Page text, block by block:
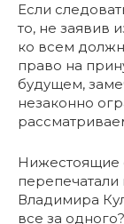
Если
то, не заявив
ко всем
право на
будущем,
незаконно
Нижестоящие
перепечатали
Владимира
все за